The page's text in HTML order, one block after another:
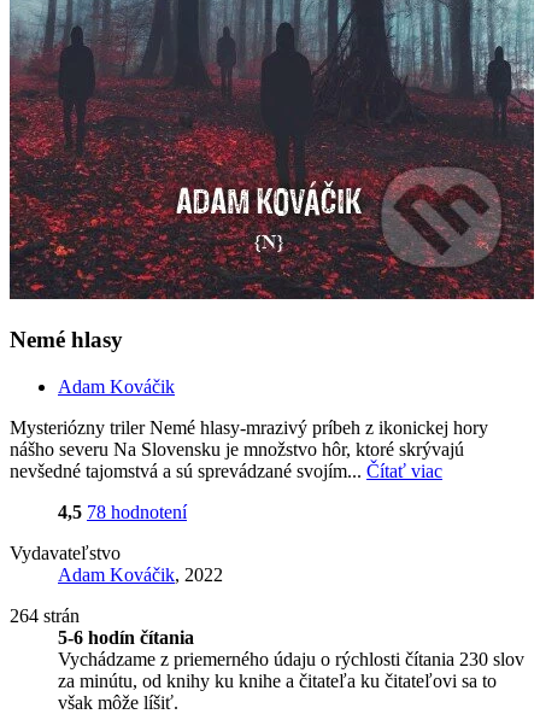
Nemé hlasy
Adam Kováčik
Mysteriózny triler Nemé hlasy-mrazivý príbeh z ikonickej hory
nášho severu Na Slovensku je množstvo hôr, ktoré skrývajú
nevšedné tajomstvá a sú sprevádzané svojím... Čítať viac
4,5 78 hodnotení
Vydavateľstvo
Adam Kováčik, 2022
264 strán
5-6 hodín čítania
Vychádzame z priemerného údaju o rýchlosti čítania 230 slov
za minútu, od knihy ku knihe a čitateľa ku čitateľovi sa to
však môže líšiť.